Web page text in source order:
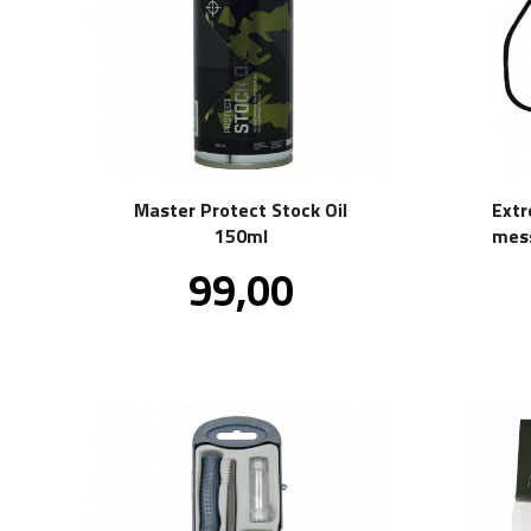
Master Protect Stock Oil
150ml
Pris
99,00mva.